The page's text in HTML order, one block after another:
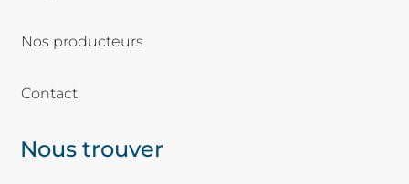
Nos producteurs
Contact
Nous trouver